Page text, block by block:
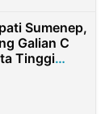
Sumenep,
Galian C
Tinggi